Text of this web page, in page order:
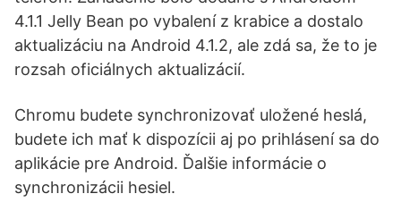
4.1.1 Jelly Bean po vybalení z krabice a dostalo
aktualizáciu na Android 4.1.2, ale zdá sa, že to je
rozsah oficiálnych aktualizácií.
Chromu budete synchronizovať uložené heslá,
budete ich mať k dispozícii aj po prihlásení sa do
aplikácie pre Android. Ďalšie informácie o
synchronizácii hesiel.